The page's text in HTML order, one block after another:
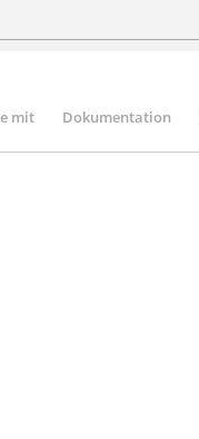
mit Dokumentation